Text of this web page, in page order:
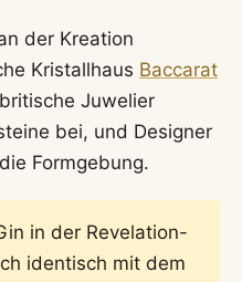
der Kreation
Kristallhaus Baccarat
Juwelier
bei, und Designer
Formgebung.
in der Revelation-
identisch mit dem